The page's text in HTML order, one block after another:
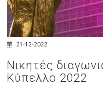
21-12-2022
Νικητές
Κύπελλο 2022